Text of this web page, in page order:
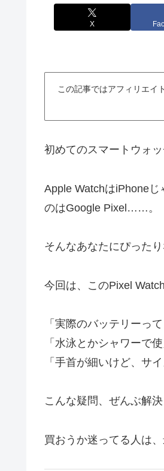
X
この記事ではアフィリエイ
初めてのスマートウォ
Apple WatchはiPhone
のはGoogle Pixel……。
そんなあなたにぴった
今回は、このPixel
「実際のバッテリーっ
「水泳とかシャワーで使
「手首が細いけど、サ
こんな疑問、ぜんぶ解決
買おうか迷ってる人は